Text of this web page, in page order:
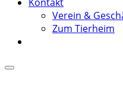
Verein &
Zum Tierheim